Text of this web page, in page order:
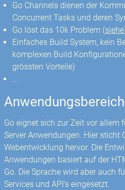
Go Channels dienen der
Concurrent Tasks und deren
Go löst das 10k Problem (siehe
Einfaches Build System, kein
komplexen Build
grössten Vorteile)
...
Go eignet sich zur Zeit vor allem
Server Anwendungen. Hier sticht
Webentwicklung hervor. Die
Anwendungen basiert auf der
Go. Die Sprache wird aber auch
Services und API's eingesetzt.